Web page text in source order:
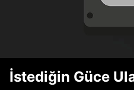
İstediğin Güce